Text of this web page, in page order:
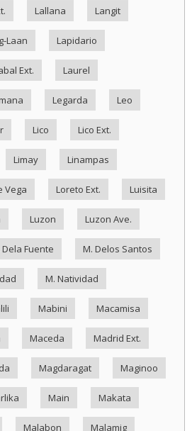
Lallana Langit
Laan Lapidario
Ext. Laurel
Legarda Leo
Lico Lico Ext.
Limay Linampas
Vega Loreto Ext. Luisita
Luzon Luzon Ave.
Dela Fuente M. Delos Santos
M. Natividad
Mabini Macamisa
Maceda Madrid Ext.
Magdaragat Maginoo
Main Makata
Malabon Malamig